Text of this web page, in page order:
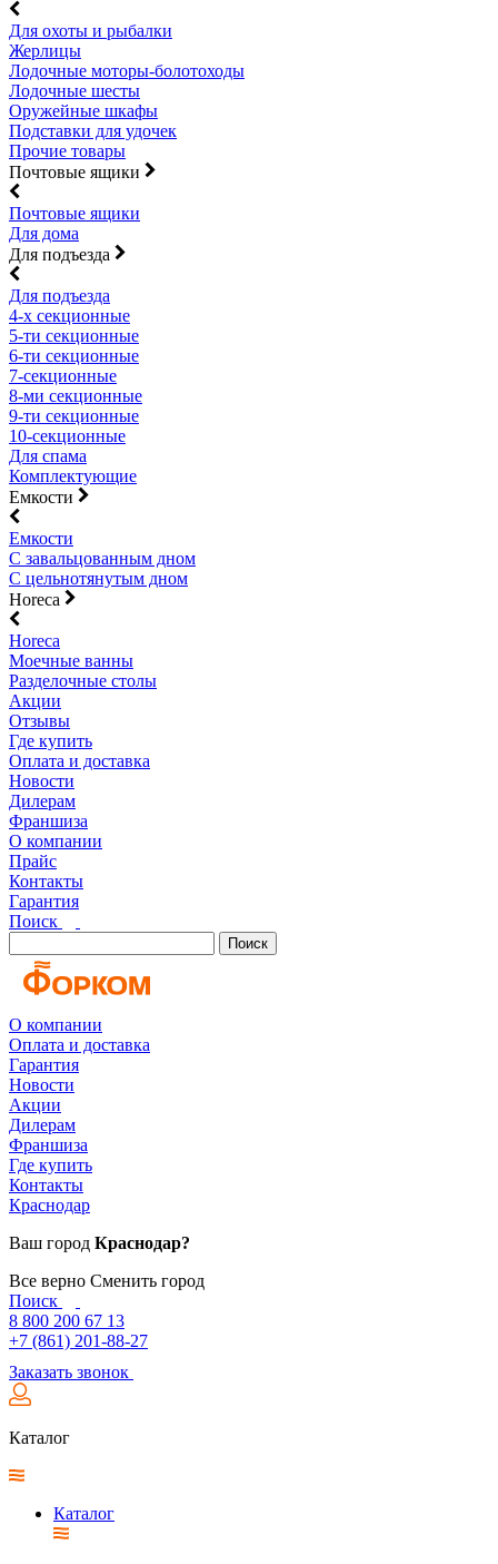
Для охоты и рыбалки
Жерлицы
Лодочные моторы-болотоходы
Лодочные шесты
Оружейные шкафы
Подставки для удочек
Прочие товары
Почтовые ящики
Почтовые ящики
Для дома
Для подъезда
Для подъезда
4-х секционные
5-ти секционные
6-ти секционные
7-секционные
8-ми секционные
9-ти секционные
10-секционные
Для спама
Комплектующие
Емкости
Емкости
С завальцованным дном
С цельнотянутым дном
Horeca
Horeca
Моечные ванны
Разделочные столы
Акции
Отзывы
Где купить
Оплата и доставка
Новости
Дилерам
Франшиза
О компании
Прайс
Контакты
Гарантия
Поиск
Поиск
О компании
Оплата и доставка
Гарантия
Новости
Акции
Дилерам
Франшиза
Где купить
Контакты
Краснодар
Ваш город Краснодар?
Все верно Сменить город
Поиск
8 800 200 67 13
+7 (861) 201-88-27
Заказать звонок
Каталог
Каталог